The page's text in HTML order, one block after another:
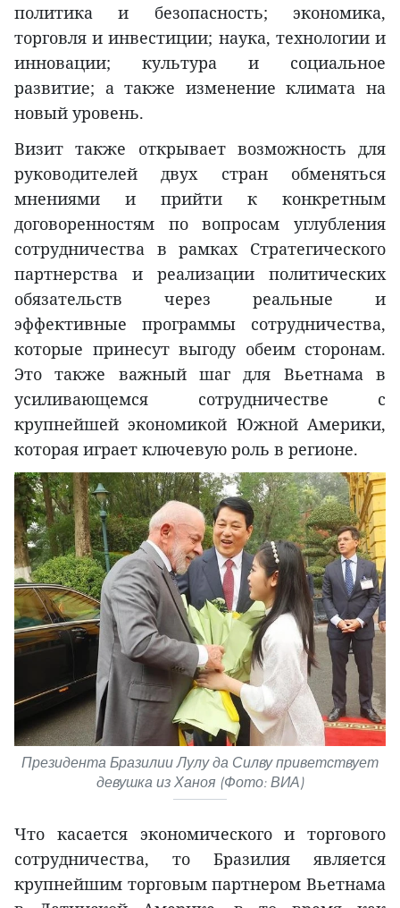
политика и безопасность; экономика,
торговля и инвестиции; наука, технологии и
инновации; культура и социальное
развитие; а также изменение климата на
новый уровень.
Визит также открывает возможность для
руководителей двух стран обменяться
мнениями и прийти к конкретным
договоренностям по вопросам углубления
сотрудничества в рамках Стратегического
партнерства и реализации политических
обязательств через реальные и
эффективные программы сотрудничества,
которые принесут выгоду обеим сторонам.
Это также важный шаг для Вьетнама в
усиливающемся сотрудничестве с
крупнейшей экономикой Южной Америки,
которая играет ключевую роль в регионе.
Президента Бразилии Лулу да Силву приветствует
девушка из Ханоя (Фото: ВИА)
Что касается экономического и торгового
сотрудничества, то Бразилия является
крупнейшим торговым партнером Вьетнама